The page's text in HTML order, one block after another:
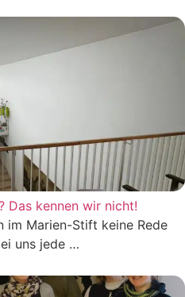
Das kennen wir nicht!
im Marien-Stift keine Rede
uns jede …